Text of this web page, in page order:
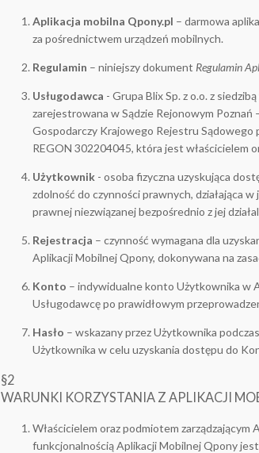
Aplikacja mobilna Qpony.pl – darmowa
za pośrednictwem urządzeń mobilnych.
Regulamin – niniejszy dokument Regulamin
Usługodawca - Grupa Blix Sp. z o.o. z
zarejestrowana w Sądzie Rejonowym
Gospodarczy Krajowego Rejestru
REGON 302204045, która jest właścicielem
Użytkownik - osoba fizyczna uzyskująca
zdolność do czynności prawnych, działająca
prawnej niezwiązanej bezpośrednio z jej
Rejestracja – czynność wymagana dla
Aplikacji Mobilnej Qpony, dokonywana na
Konto – indywidualne konto Użytkownika w
Usługodawcę po prawidłowym
Hasło – wskazany przez Użytkownika
Użytkownika w celu uzyskania dostępu do
§2
WARUNKI KORZYSTANIA Z APLIKACJI
Właścicielem oraz podmiotem
funkcjonalnością Aplikacji Mobilnej Qpony